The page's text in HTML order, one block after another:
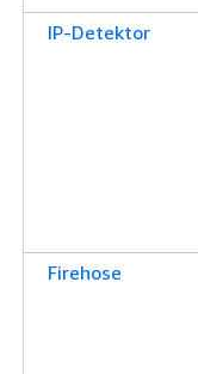
IP-Detektor
Firehose